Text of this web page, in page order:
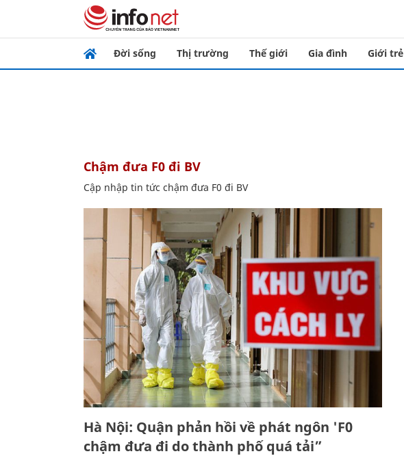
Đời sống Thị trường Thế giới Gia đình Giới trẻ
chậm đưa F0 đi BV
Cập nhập tin tức chậm đưa F0 đi BV
Hà Nội: Quận phản hồi về phát ngôn 'F0
chậm đưa đi do thành phố quá tải”